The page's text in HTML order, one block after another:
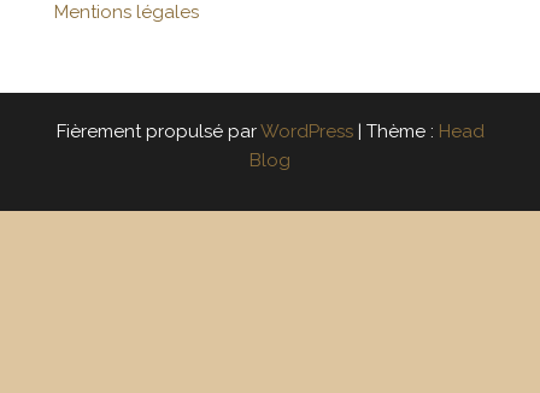
Mentions légales
Fièrement propulsé parWordPress | Thème : Head
Blog